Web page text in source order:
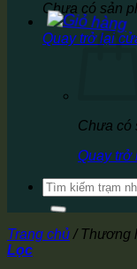
Chưa có sản
Quay trở lại
Chưa có
Quay trở
Tìm
kiếm:
Trang chủ /Thương
Lọc